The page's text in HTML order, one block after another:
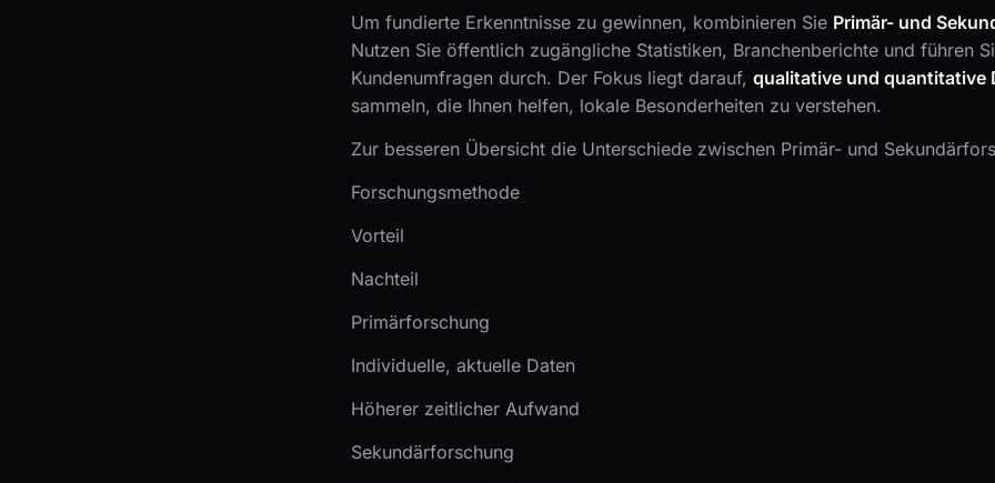
Um fundierte Erkenntnisse zu gewinnen, kombinieren Sie Primär- und
Nutzen Sie öffentlich zugängliche Statistiken, Branchenberichte und führen
Kundenumfragen durch. Der Fokus liegt darauf, qualitative und quantitative
sammeln, die Ihnen helfen, lokale Besonderheiten zu verstehen.
Zur besseren Übersicht die Unterschiede zwischen Primär- und
Forschungsmethode
Vorteil
Nachteil
Primärforschung
Individuelle, aktuelle Daten
Höherer zeitlicher Aufwand
Sekundärforschung